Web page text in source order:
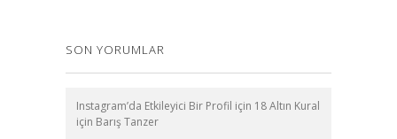
SON YORUMLAR
Instagram’da Etkileyici Bir Profil için 18 Altın Kural
için Barış Tanzer